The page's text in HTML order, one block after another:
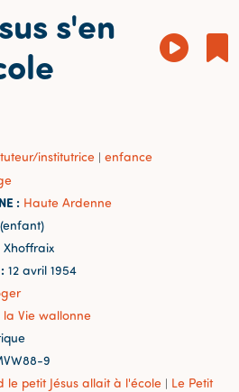
s'en
institutrice | enfance
: Haute Ardenne
Xhoffraix
12 avril 1954
la Vie wallonne
9
le petit Jésus allait à l'école | Le Petit